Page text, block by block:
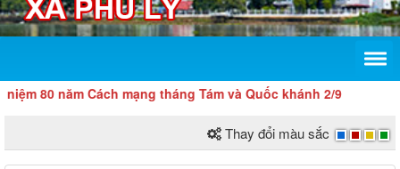
80 năm Cách mạng tháng Tám và Quốc khánh 2/9
Thay đổi màu sắc